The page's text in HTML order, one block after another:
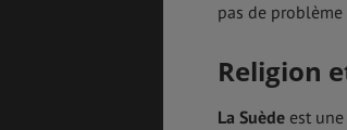
pas de
Religion
La Suède est